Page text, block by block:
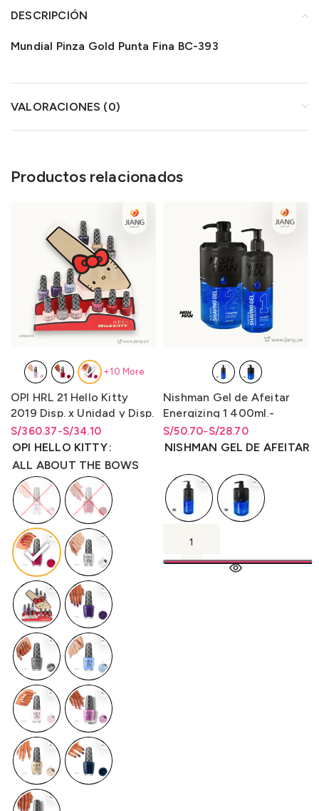
DESCRIPCIÓN
Mundial Pinza Gold Punta Fina BC-393
VALORACIONES (0)
Productos relacionados
OPI HRL 21 Hello Kitty
2019 Disp. x Unidad y Disp.
x kit 12 unidades Lqr. 15 ml
S/34.10
-
S/360.37
Rango de precios: desde
S/34.10 hasta S/360.37
Rango de precios: desde
S/34.10hastaS/360.37
OPI HELLO KITTY
ALL ABOUT THE BOWS
+10 More
Nishman Gel de Afeitar
Energizing 1 400ml.-
Energizante 2 1L.
S/28.70
-
S/50.70
Rango de precios: desde
S/28.70 hasta S/50.70
Rango de precios: desde
S/28.70hastaS/50.70
NISHMAN GEL DE AFEITAR